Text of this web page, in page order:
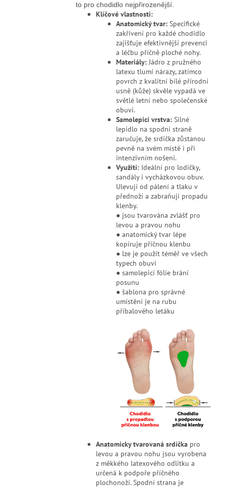
to pro chodidlo nejpřirozenější.
Klíčové vlastnosti:
Anatomický tvar: Specifické
zakřivení pro každé chodidlo
zajišťuje efektivnější prevenci
a léčbu příčně ploché nohy.
Materiály: Jádro z pružného
latexu tlumí nárazy, zatímco
povrch z kvalitní bílé přírodní
usně (kůže) skvěle vypadá ve
světlé letní nebo společenské
obuvi.
Samolepicí vrstva: Silné
lepidlo na spodní straně
zaručuje, že srdíčka zůstanou
pevně na svém místě i při
intenzivním nošení.
Využití: Ideální pro lodičky,
sandály i vycházkovou obuv.
Ulevují od pálení a tlaku v
přednoží a zabraňují propadu
klenby.
● jsou tvarována zvlášť pro
levou a pravou nohu
● anatomický tvar lépe
kopíruje příčnou klenbu
● lze je použít téměř ve všech
typech obuvi
● samolepicí fólie brání
posunu
● šablona pro správné
umístění je na rubu
příbalového letáku
Anatomicky tvarovaná srdíčka pro
levou a pravou nohu jsou vyrobena
z měkkého latexového odlitku a
určená k podpoře příčného
plochonoží. Spodní strana je